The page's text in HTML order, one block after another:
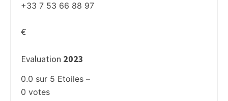
+33 7 53 66 88 97
€
Evaluation 2023
0.0 sur 5 Etoiles –
0 votes